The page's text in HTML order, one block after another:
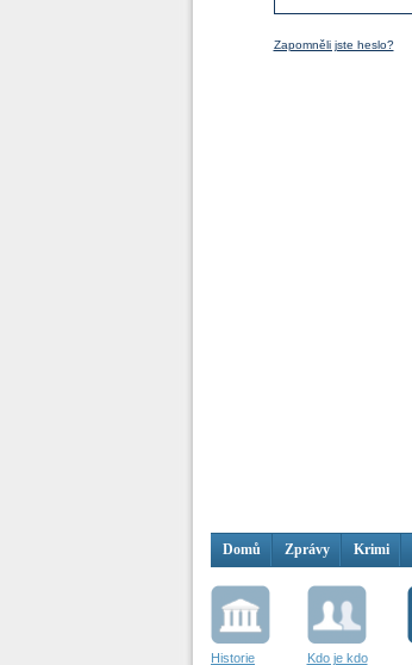
Zapomněli jste heslo?
Domů Zprávy Krimi
Historie
Kdo je kdo